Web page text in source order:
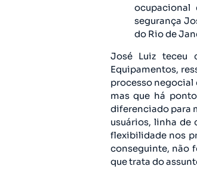
ocupacional
segurança
do Rio de
José Luiz teceu
Equipamentos,
processo negocial
mas que há
diferenciado para
usuários, linha de
flexibilidade nos
conseguinte, não
que trata do